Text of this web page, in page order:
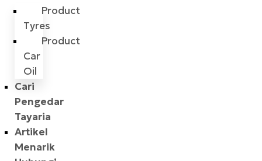
Product
Tyres
Product
Car
Oil
Cari
Pengedar
Tayaria
Artikel
Menarik